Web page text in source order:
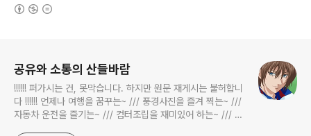
공유와 소통의 산들바람
!!!!!! 퍼가시는 건, 못막습니다. 하지만 원문 재게시는 불허합니
다 !!!!!! 언제나 여행을 꿈꾸는~ /// 풍경사진을 즐겨 찍는~ ///
자동차 운전을 즐기는~ /// 컴터조립을 재미있어 하는~ /// 고